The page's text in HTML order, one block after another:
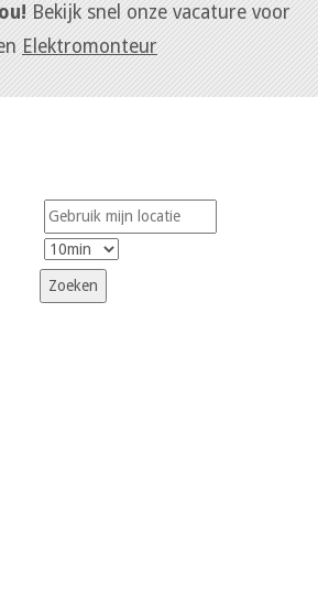
Bekijk snel onze vacature voor
Elektromonteur